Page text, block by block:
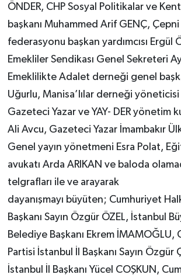
ÖNDER, CHP Sosyal Politikalar ve
başkanı Muhammed Arif GENÇ,
federasyonu başkan yardımcısı Ergül
Emekliler Sendikası Genel Sekreteri
Emeklilikte Adalet derneği genel
Uğurlu, Manisa’lılar derneği yöneticisi
Gazeteci Yazar ve YAY- DER yönetim
Ali Avcu, Gazeteci Yazar İmambakır
Genel yayın yönetmeni Esra Polat,
avukatı Arda ARIKAN ve baloda
telgrafları ile ve arayarak
dayanışmayı büyüten; Cumhuriyet
Başkanı Sayın Özgür ÖZEL, İstanbul
Belediye Başkanı Ekrem İMAMOĞLU,
Partisi İstanbul İl Başkanı Sayın Özgür
İstanbul İl Başkanı Yücel COŞKUN,